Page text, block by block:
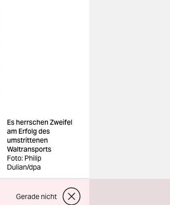
Es herrschen Zweifel
am Erfolg des
umstrittenen
Waltransports
Foto: Philip
Dulian/dpa
Gerade nicht